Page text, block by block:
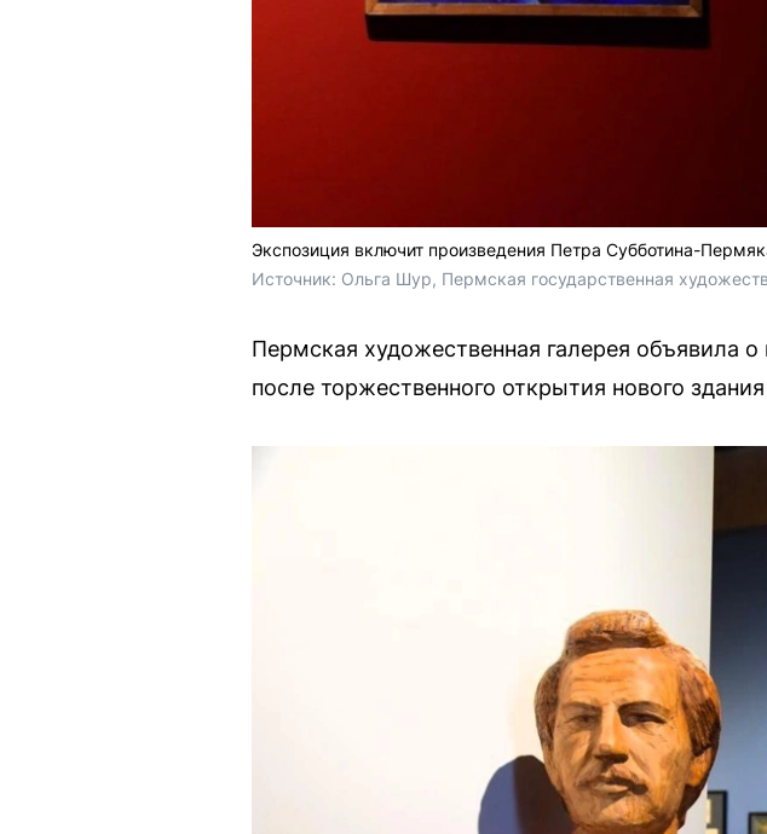
Экспозиция включит произведения Петра Субботина-
Источник: Ольга Шур, Пермская государственная
Пермская художественная галерея объявила
после торжественного открытия нового